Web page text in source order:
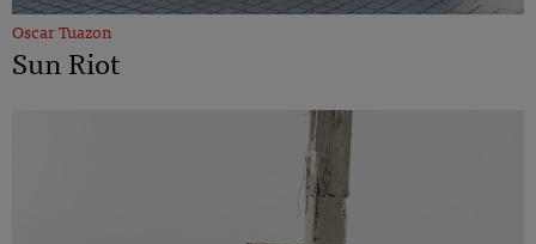
Oscar Tuazon
Sun Riot